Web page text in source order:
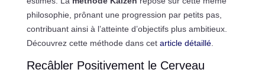
philosophie, prônant une progression par petits pas,
contribuant ainsi à l’atteinte d’objectifs plus ambitieux.
Découvrez cette méthode dans cet article détaillé.
Recâbler Positivement le Cerveau